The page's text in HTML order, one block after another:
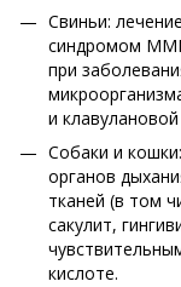
Свиньи:
синдромом
при
и
Собаки и
органов
тканей (в том
сакулит,
кислоте.